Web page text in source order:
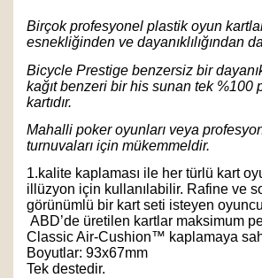
Birçok profesyonel plastik oyun
esnekliğinden ve dayanıklılığından
Bicycle Prestige benzersiz bir
kağıt benzeri bir his sunan tek %100
kartıdır.
Mahalli poker oyunları veya
turnuvaları için mükemmeldir.
1.kalite kaplaması ile her türlü kart
illüzyon için kullanılabilir. Rafine ve
görünümlü bir kart seti isteyen
ABD’de üretilen kartlar maksimum
Classic Air-Cushion™ kaplamaya
Boyutlar: 93x67mm
Tek destedir.